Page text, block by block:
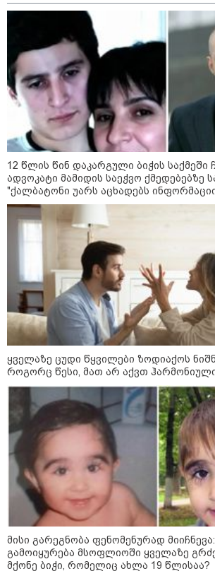
იმნაძის
რატომ
მესამედ:
ხარვეზი თუ
სანდრო
ჩაკეტილი
სამკუთხედი“ -
თამაშები,
არჩევანის
„ორ სკამზე
შესაძლებლობა
დასრულდეს“ -
მირიანაშვილის
ჯარისკაცი,
დამთავრების არ
მეცნიერება
12 წლის წინ დაკარგული ბიჭის
ადვოკატი მამიდის საეჭვო ქმედებებზე
"ქალბატონი უარს აცხადებს
წლობით მიმდინარეობდა საქმის
ყველაზე ცუდი წყვილები ზოდიაქოს
როგორც წესი, მათ არ აქვთ
მისი გარეგნობა ფენომენურად
გამოიყურება მსოფლიოში ყველაზე
მქონე ბიჭი, რომელიც ახლა 19 წლისაა?